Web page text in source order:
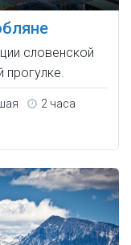
словенской
прогулке.
2 часа